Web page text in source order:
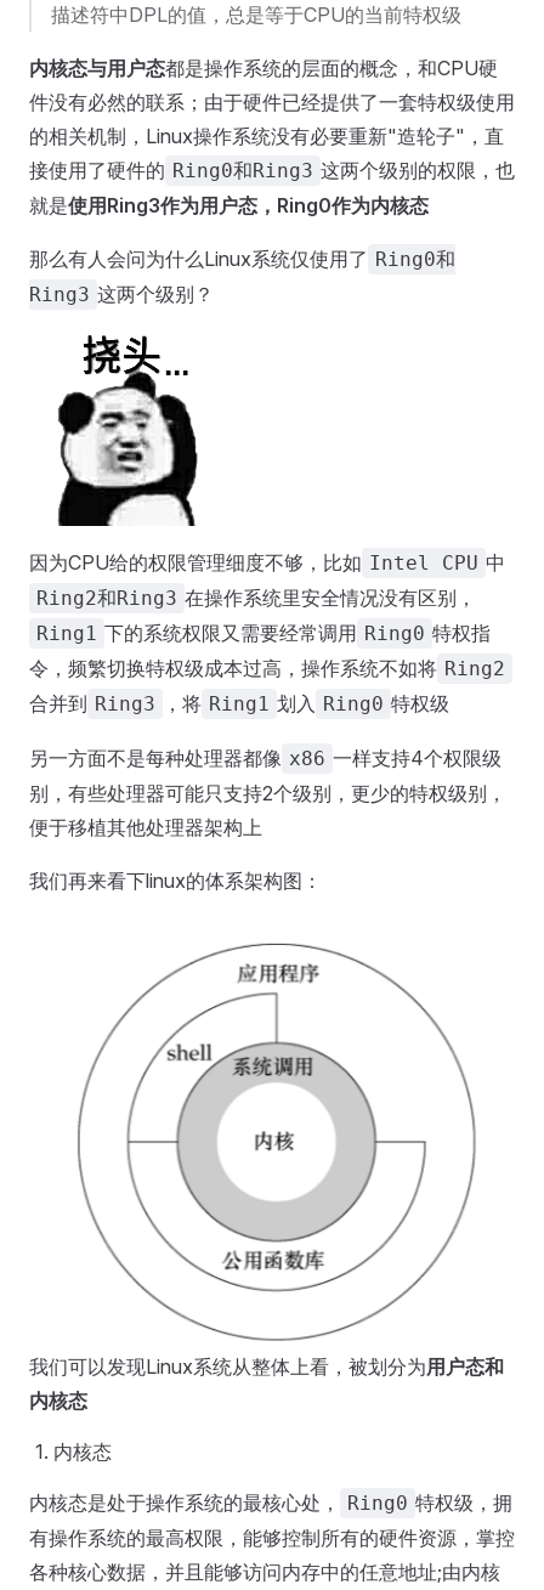
描述符中DPL的值，总是等于CPU的当前特权级
内核态与用户态都是操作系统的层面的概念，和CPU硬
件没有必然的联系；由于硬件已经提供了一套特权级使用
的相关机制，Linux操作系统没有必要重新"造轮子"，直
接使用了硬件的 Ring0和Ring3 这两个级别的权限，也
就是使用Ring3作为用户态，Ring0作为内核态
那么有人会问为什么Linux系统仅使用了 Ring0和
Ring3 这两个级别？
因为CPU给的权限管理细度不够，比如 Intel CPU 中
Ring2和Ring3 在操作系统里安全情况没有区别，
Ring1 下的系统权限又需要经常调用 Ring0 特权指
令，频繁切换特权级成本过高，操作系统不如将 Ring2
合并到 Ring3 ，将 Ring1 划入 Ring0 特权级
另一方面不是每种处理器都像 x86 一样支持4个权限级
别，有些处理器可能只支持2个级别，更少的特权级别，
便于移植其他处理器架构上
我们再来看下linux的体系架构图：
我们可以发现Linux系统从整体上看，被划分为用户态和
内核态
内核态
内核态是处于操作系统的最核心处， Ring0 特权级，拥
有操作系统的最高权限，能够控制所有的硬件资源，掌控
各种核心数据，并且能够访问内存中的任意地址;由内核